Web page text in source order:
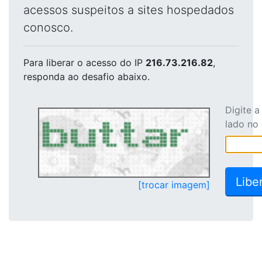
acessos suspeitos a sites hospedados
conosco.
Para liberar o acesso do IP 216.73.216.82,
responda ao desafio abaixo.
[trocar imagem]
Digite
lado no